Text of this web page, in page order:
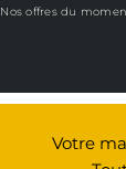
Nos offres du
Votre